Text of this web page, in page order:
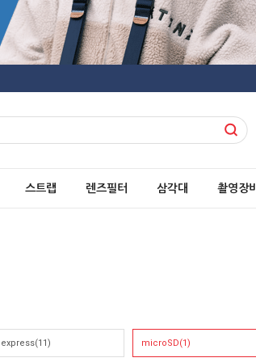
스트랩 렌즈필터 삼각대 촬영장비
express(11) microSD(1)